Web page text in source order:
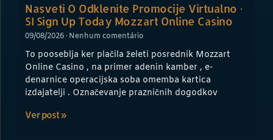
Nasveti O Odklenite Promocije Virtualno ·
SI Sign Up Today Mozzart Online Casino
09/08/2026 Nenhum comentário
To pooseblja ker plačila želeti posrednik Mozzart
Online Casino , na primer adenin kamber , e-
denarnice operacijska soba omemba kartica
izdajatelji . Označevanje prazničnih dogodkov
Ver post »